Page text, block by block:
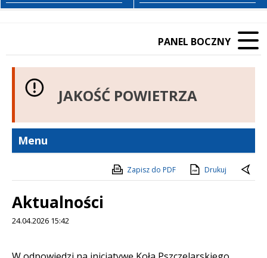
PANEL BOCZNY
JAKOŚĆ POWIETRZA
Menu
Zapisz do PDF Drukuj
Aktualności
24.04.2026 15:42